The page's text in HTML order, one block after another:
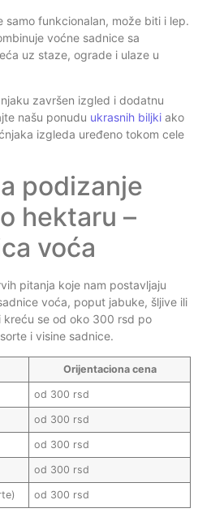
samo funkcionalan, može biti i lep.
voćne sadnice sa
uz staze, ograde i ulaze u
završen izgled i dodatnu
našu ponudu ukrasnih biljki ako
izgleda uređeno tokom cele
podizanje
hektaru –
voća
pitanja koje nam postavljaju
voća, poput jabuke, šljive ili
kreću se od oko 300 rsd po
i visine sadnice.
Orijentaciona cena
od 300 rsd
od 300 rsd
od 300 rsd
od 300 rsd
od 300 rsd